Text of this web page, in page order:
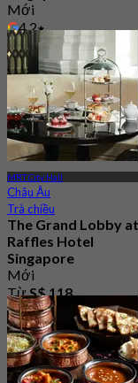
Mới
4.2
Từ S$ 94
MRT City Hall
Châu Âu
Trà chiều
The Grand Lobby at
Raffles Hotel
Singapore
Mới
TừS$ 118